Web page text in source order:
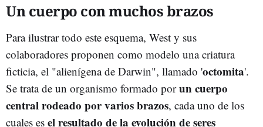
Un cuerpo con muchos brazos
Para ilustrar todo este esquema, West y sus
colaboradores proponen como modelo una criatura
ficticia, el "alienígena de Darwin", llamado 'octomita'.
Se trata de un organismo formado porun cuerpo
central rodeado por varios brazos, cada uno de los
cuales es el resultado de la evolución de seres